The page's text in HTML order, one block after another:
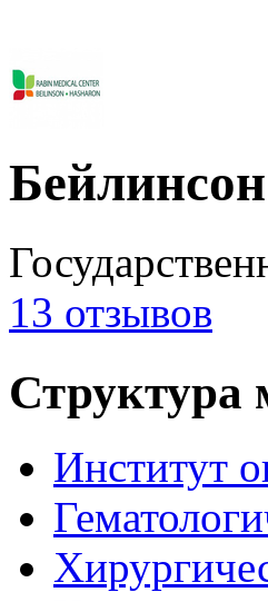
Бейлинсон
13 отзывов
Структура
Институт